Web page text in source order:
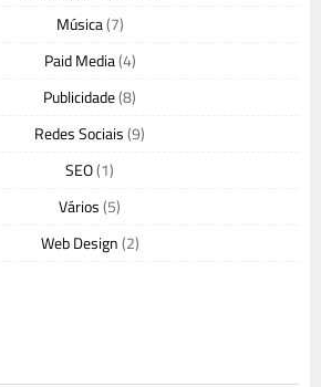
Música(7)
Paid Media(4)
Publicidade(8)
Redes Sociais(9)
SEO(1)
Vários(5)
Web Design(2)